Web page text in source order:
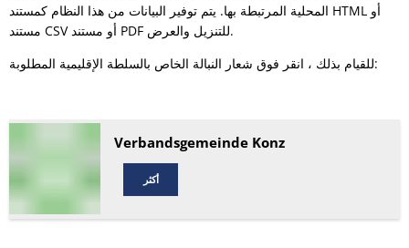
المحلية المرتبطة بها. يتم توفير البيانات من هذا النظام كمستند HTML أو
مستند CSV أو مستند PDF للتنزيل والعرض.
للقيام بذلك ، انقر فوق شعار النبالة الخاص بالسلطة الإقليمية المطلوبة:
Verbandsgemeinde Konz
أكثر